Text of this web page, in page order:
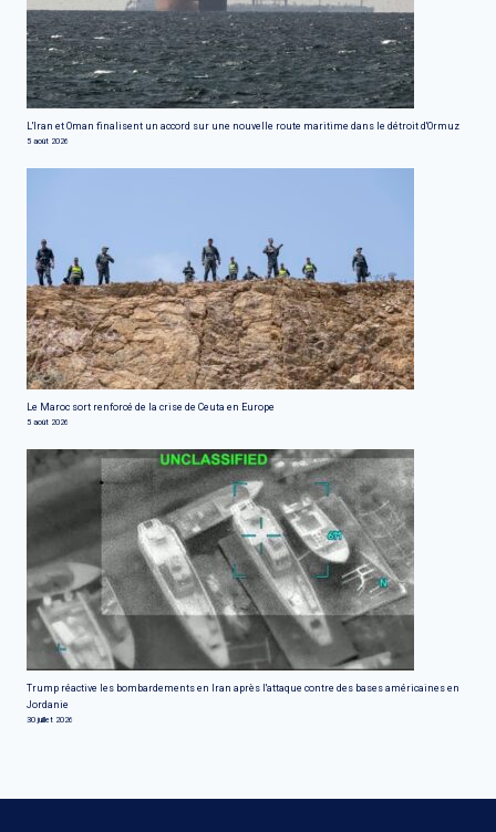
L'Iran et Oman finalisent un accord sur une nouvelle route maritime dans le détroit d'Ormuz
5 août 2026
Le Maroc sort renforcé de la crise de Ceuta en Europe
5 août 2026
Trump réactive les bombardements en Iran après l'attaque contre des bases américaines en
Jordanie
30 juillet 2026